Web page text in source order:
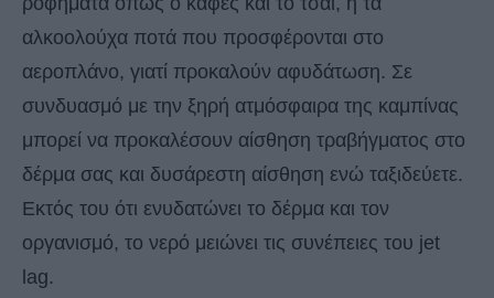
αλκοολούχα ποτά που προσφέρονται στο
αεροπλάνο, γιατί προκαλούν αφυδάτωση. Σε
συνδυασμό με την ξηρή ατμόσφαιρα της καμπίνας
μπορεί να προκαλέσουν αίσθηση τραβήγματος στο
δέρμα σας και δυσάρεστη αίσθηση ενώ ταξιδεύετε.
Εκτός του ότι ενυδατώνει το δέρμα και τον
οργανισμό, το νερό μειώνει τις συνέπειες του jet
lag.